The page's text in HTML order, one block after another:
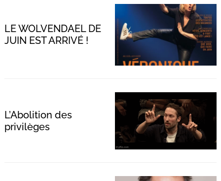
LE WOLVENDAEL DE
JUIN EST ARRIVÉ !
L’Abolition des
privilèges